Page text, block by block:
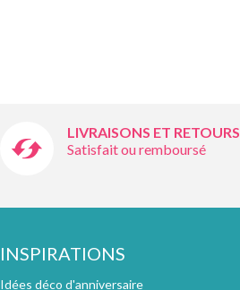
LIVRAISONS ET RETOURS
Satisfait ou remboursé
INSPIRATIONS
Idées déco d'anniversaire